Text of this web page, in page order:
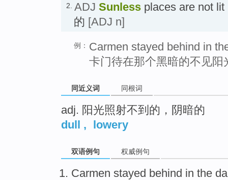
2. ADJ Sunless places are not
的 [ADJ n]
例： Carmen stayed behind in
卡门待在那个黑暗的不见阳
同近义词 同根词
adj. 阳光照射不到的，阴暗的
dull , lowery
双语例句 权威例句
Carmen stayed behind in the